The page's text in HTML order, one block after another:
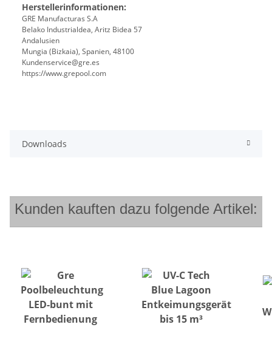
Herstellerinformationen:
GRE Manufacturas S.A
Belako Industrialdea, Aritz Bidea 57
Andalusien
Mungia (Bizkaia), Spanien, 48100
Kundenservice@gre.es
https://www.grepool.com
Downloads
Kunden kauften dazu folgende Artikel: